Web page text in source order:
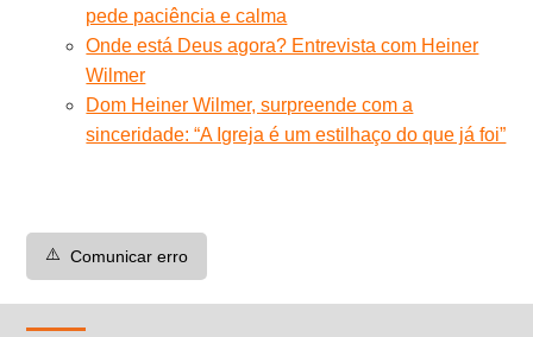
pede paciência e calma
Onde está Deus agora? Entrevista com Heiner
Wilmer
Dom Heiner Wilmer, surpreende com a
sinceridade: “A Igreja é um estilhaço do que já foi”
⚠️ Comunicar erro